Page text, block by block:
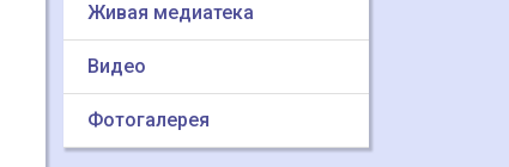
Живая медиатека
Видео
Фотогалерея